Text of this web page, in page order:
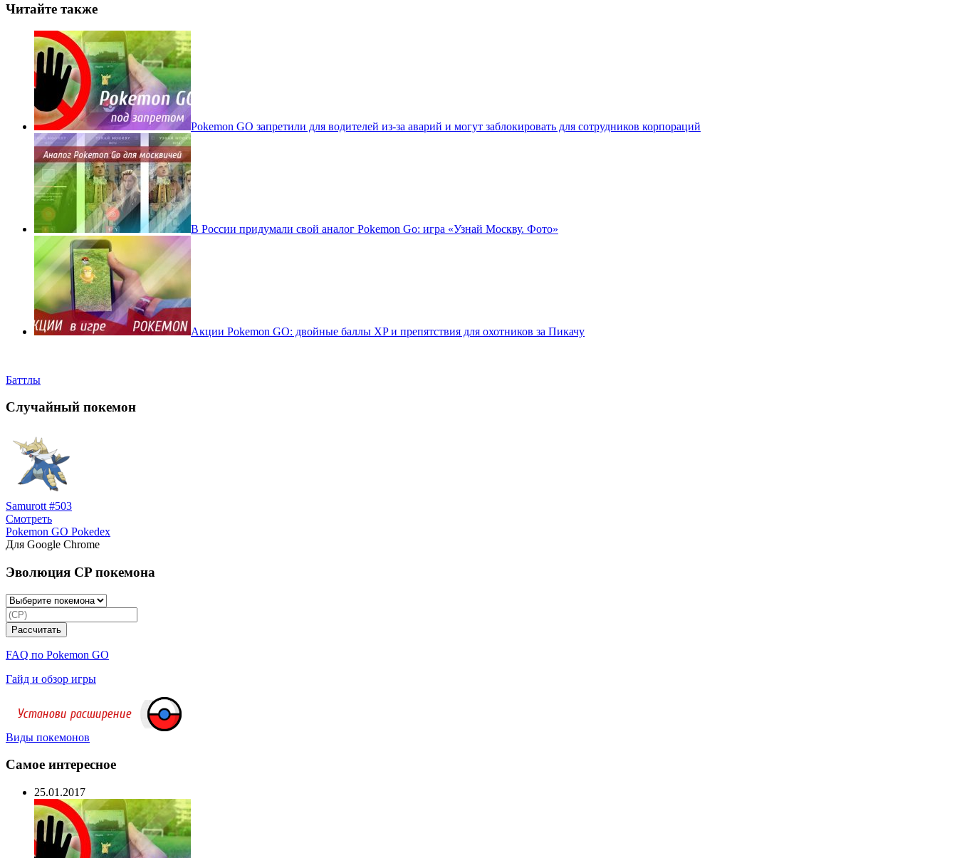
Читайте также
Pokеmon GO запретили для водителей из-за аварий и могут заблокировать для сотрудников корпораций
В России придумали свой аналог Pokemon Go: игра «Узнай Москву. Фото»
Акции Pokemon GO: двойные баллы XP и препятствия для охотников за Пикачу
Баттлы
Случайный покемон
Samurott #503
Смотреть
Pokemon GO Pokedex
Для Google Chrome
Эволюция CP покемона
FAQ по Pokemon GO
Гайд и обзор игры
Виды покемонов
Самое интересное
25.01.2017